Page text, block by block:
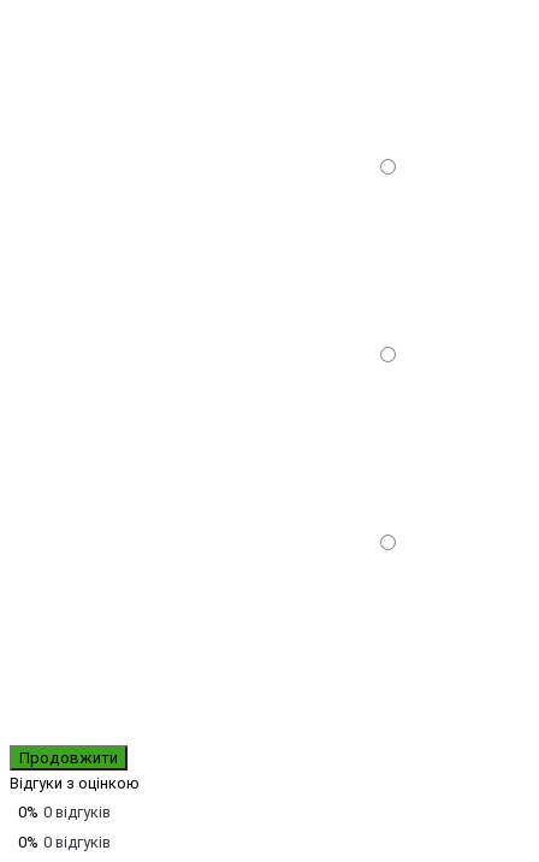
Продовжити
Відгуки з оцінкою
0% 0 відгуків
0% 0 відгуків